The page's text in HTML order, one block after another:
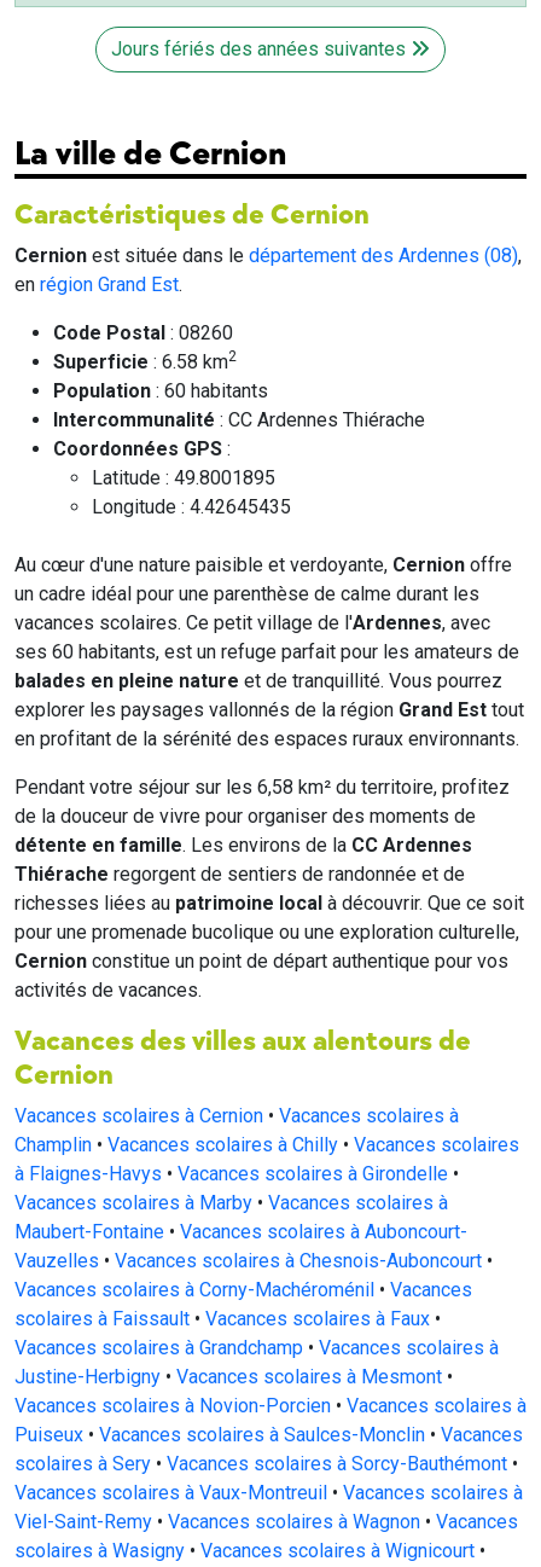
Jours fériés des années suivantes
La ville de Cernion
Caractéristiques de Cernion
Cernion est située dans le département des Ardennes (08),
en région Grand Est.
Code Postal : 08260
Superficie : 6.58 km2
Population : 60 habitants
Intercommunalité : CC Ardennes Thiérache
Coordonnées GPS :
Latitude : 49.8001895
Longitude : 4.42645435
Au cœur d'une nature paisible et verdoyante, Cernion offre
un cadre idéal pour une parenthèse de calme durant les
vacances scolaires. Ce petit village de l'Ardennes, avec
ses 60 habitants, est un refuge parfait pour les amateurs de
balades en pleine nature et de tranquillité. Vous pourrez
explorer les paysages vallonnés de la région Grand Est tout
en profitant de la sérénité des espaces ruraux environnants.
Pendant votre séjour sur les 6,58 km² du territoire, profitez
de la douceur de vivre pour organiser des moments de
détente en famille. Les environs de la CC Ardennes
Thiérache regorgent de sentiers de randonnée et de
richesses liées au patrimoine local à découvrir. Que ce soit
pour une promenade bucolique ou une exploration culturelle,
Cernion constitue un point de départ authentique pour vos
activités de vacances.
Vacances des villes aux alentours de
Cernion
Vacances scolaires à Cernion • Vacances scolaires à
Champlin • Vacances scolaires à Chilly • Vacances scolaires
à Flaignes-Havys • Vacances scolaires à Girondelle •
Vacances scolaires à Marby • Vacances scolaires à
Maubert-Fontaine • Vacances scolaires à Auboncourt-
Vauzelles • Vacances scolaires à Chesnois-Auboncourt •
Vacances scolaires à Corny-Machéroménil • Vacances
scolaires à Faissault • Vacances scolaires à Faux •
Vacances scolaires à Grandchamp • Vacances scolaires à
Justine-Herbigny • Vacances scolaires à Mesmont •
Vacances scolaires à Novion-Porcien • Vacances scolaires à
Puiseux • Vacances scolaires à Saulces-Monclin • Vacances
scolaires à Sery • Vacances scolaires à Sorcy-Bauthémont •
Vacances scolaires à Vaux-Montreuil • Vacances scolaires à
Viel-Saint-Remy • Vacances scolaires à Wagnon • Vacances
scolaires à Wasigny • Vacances scolaires à Wignicourt •